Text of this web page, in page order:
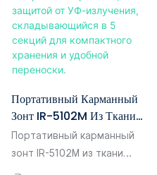
отличную защиту от
небольшого дождя,
выполняя двойную функцию
как в солнечные, так и в
Портативный Карманный
Зонт IR-5102M Из Ткани
Понже С Цифровой
Печатью И Черным
Портативный карманный
зонт IR-5102M из ткани